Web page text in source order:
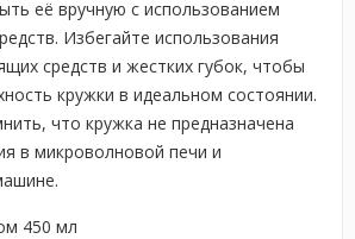
её вручную с использованием
Избегайте использования
средств и жестких губок, чтобы
кружки в идеальном состоянии.
что кружка не предназначена
в микроволновой печи и
450 мл